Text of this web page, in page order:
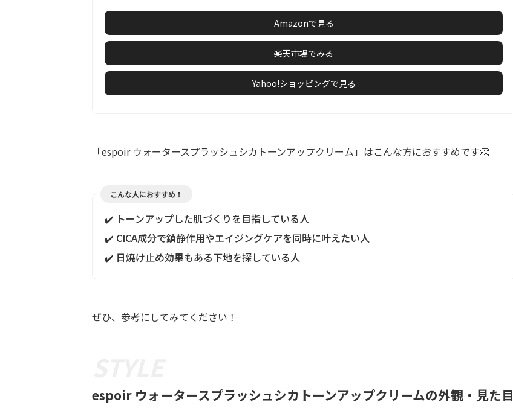
Amazonで見る
楽天市場でみる
Yahoo!ショッピングで見る
「espoir ウォータースプラッシュシカトーンアップクリーム」はこんな方におすすめです👏
こんな人におすすめ！
✔️ トーンアップした肌づくりを目指している人
✔️ CICA成分で鎮静作用やエイジングケアを同時に叶えたい人
✔️ 日焼け止め効果もある下地を探している人
ぜひ、参考にしてみてください！
espoir ウォータースプラッシュシカトーンアップクリームの外観・見た目